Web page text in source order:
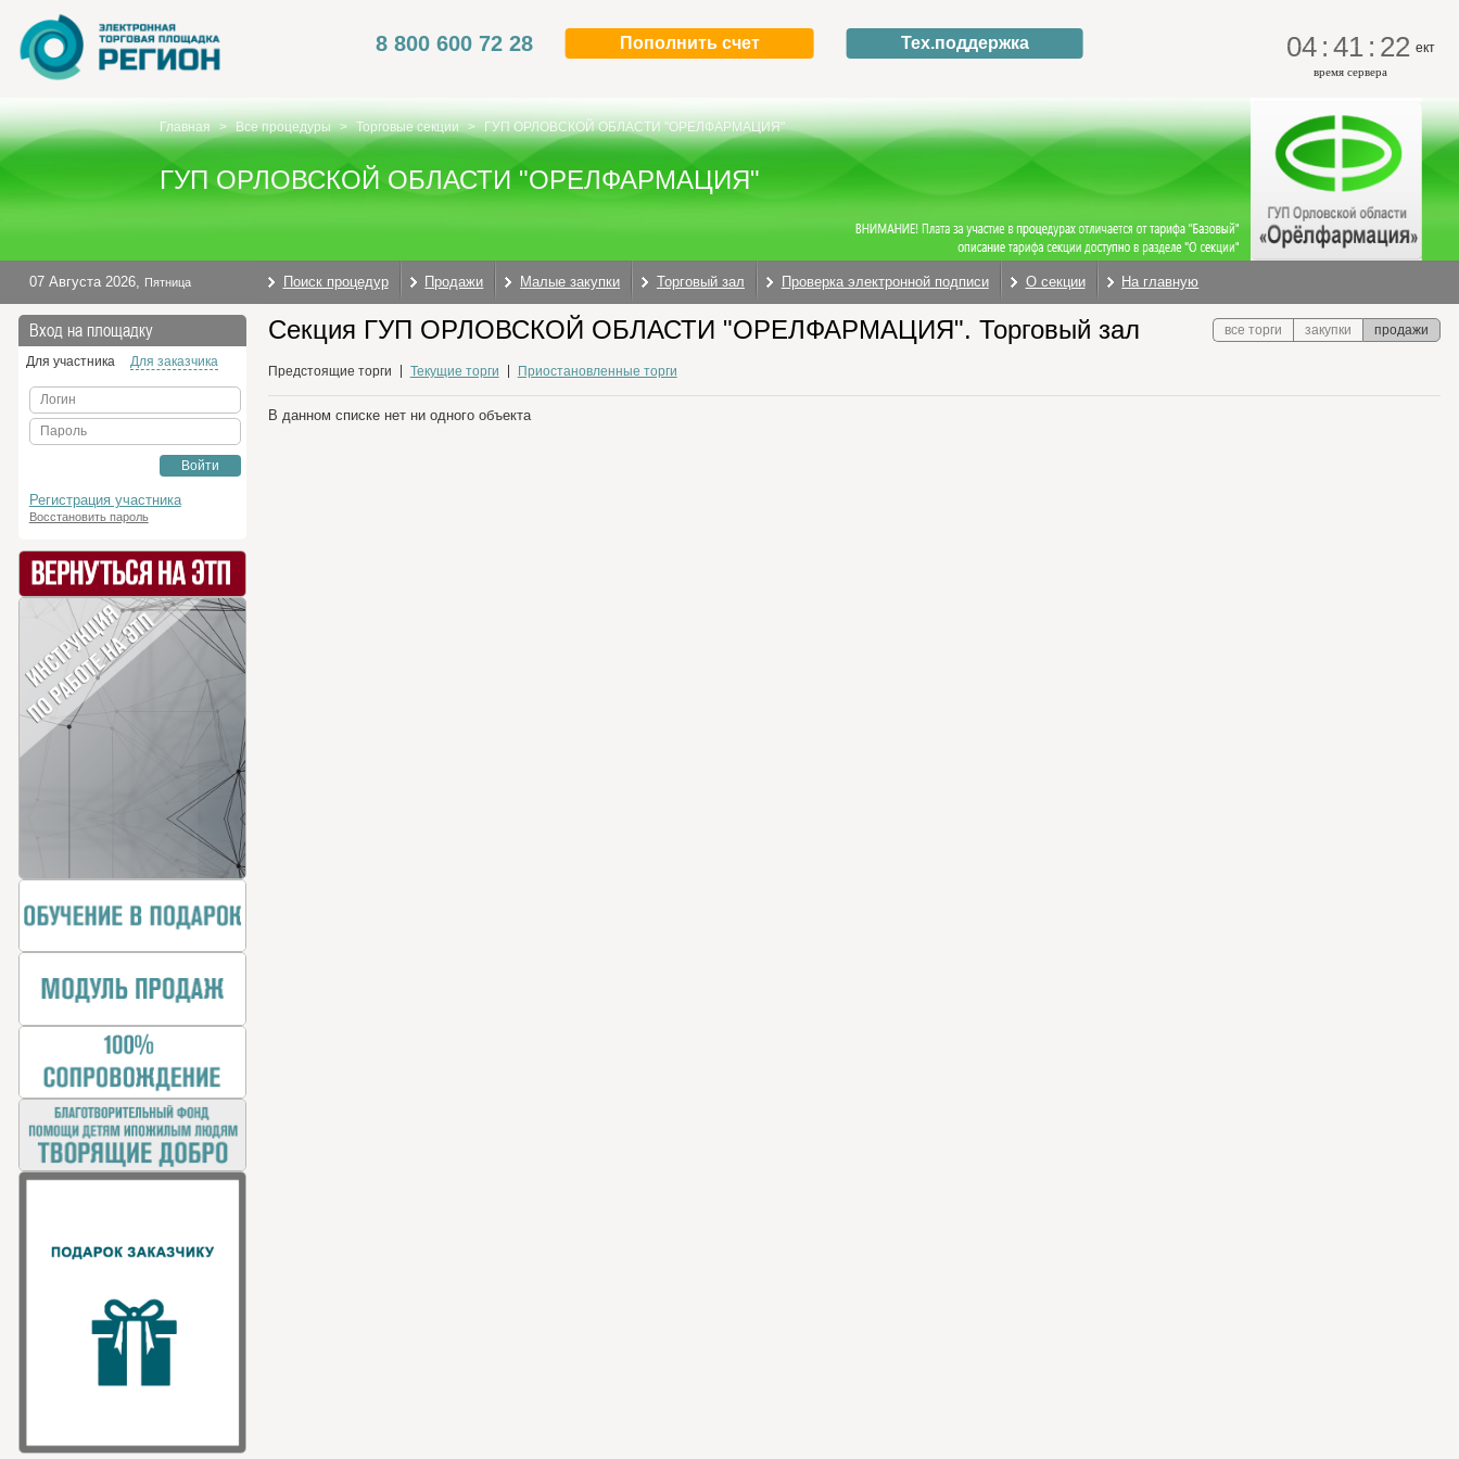
8 800 600 72 28 Пополнить счет Тех.поддержка 04 : 41 : 23 ект
время сервера
Главная > Все процедуры > Торговые секции > ГУП ОРЛОВСКОЙ ОБЛАСТИ "ОРЕЛФАРМАЦИЯ"
ГУП ОРЛОВСКОЙ ОБЛАСТИ "ОРЕЛФАРМАЦИЯ"
07 Августа 2026, Пятница Поиск процедур Продажи Малые закупки Торговый зал Проверка электронной подписи О секции На главную
Вход на площадку
Для участника Для заказчика
Логин
Пароль
Войти
Регистрация участника
Восстановить пароль
Секция ГУП ОРЛОВСКОЙ ОБЛАСТИ "ОРЕЛФАРМАЦИЯ". Торговый зал все торги закупки продажи
Предстоящие торги Текущие торги Приостановленные торги
В данном списке нет ни одного объекта